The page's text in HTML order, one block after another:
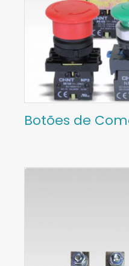
Botões de